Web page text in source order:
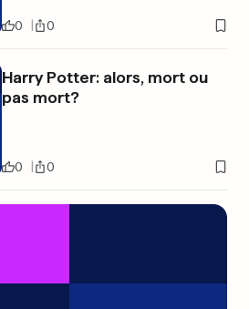
0 0
Harry Potter: alors, mort ou
pas mort?
0 0